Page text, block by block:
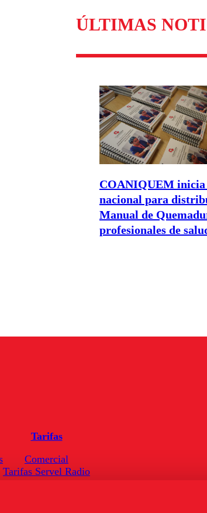
ÚLTIMAS
COANIQUEM
nacional para
Manual de
profesionales de
Tarifas
Comercial
Tarifas Servel Radio